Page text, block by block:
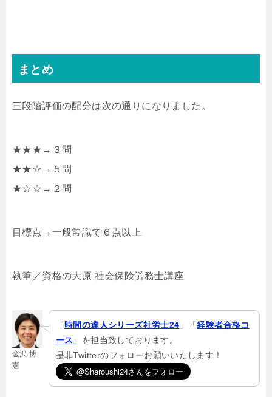
まとめ
三段階評価の配分は次の通りになりました。
★★★→３問
★★☆→５問
★☆☆→２問
目標点→一般常識で６点以上
執筆／資格の大原 社会保険労務士講座
金沢 博
憲
「時間の達人シリーズ社労士24 」「経験者合格コ
ース 」を担当致しております。
是非Twitterのフォローお願いいたします！